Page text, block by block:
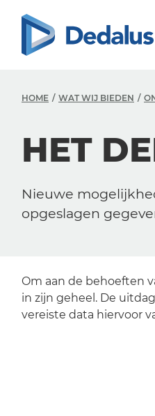
HOME WAT WIJ BIEDEN
HET
Nieuwe
opgeslagen
Om aan de behoeften
in zijn geheel. De
vereiste data hiervoor